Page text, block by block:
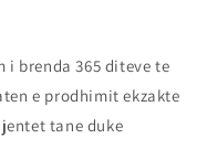
i brenda 365 diteve te
e prodhimit ekzakte
tane duke